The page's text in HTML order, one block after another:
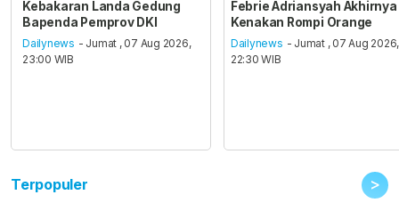
Kebakaran Landa Gedung
Bapenda Pemprov DKI
Dailynews - Jumat , 07 Aug 2026,
23:00 WIB
Febrie Adriansyah Akhirnya
Kenakan Rompi Orange
Dailynews - Jumat , 07 Aug 2026,
22:30 WIB
Terpopuler >